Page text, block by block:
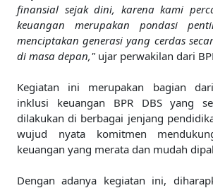
finansial sejak dini, karena kami
keuangan merupakan pondasi
menciptakan generasi yang cerdas
di masa depan," ujar perwakilan dari
Kegiatan ini merupakan bagian
inklusi keuangan BPR DBS yang
dilakukan di berbagai jenjang
wujud nyata komitmen
keuangan yang merata dan mudah
Dengan adanya kegiatan ini,